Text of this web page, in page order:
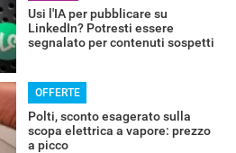
Usi l'IA per pubblicare su
LinkedIn? Potresti essere
segnalato per contenuti sospetti
OFFERTE
Polti, sconto esagerato sulla
scopa elettrica a vapore: prezzo
a picco